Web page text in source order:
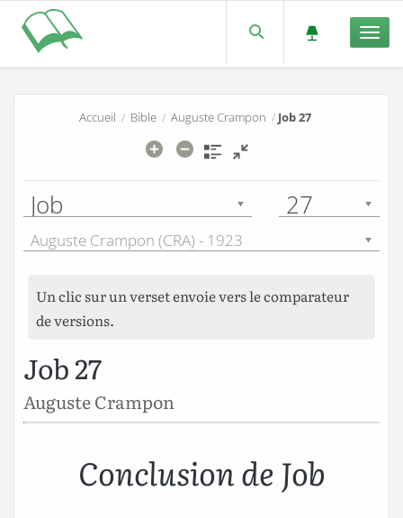
Accueil / Bible /Auguste Crampon / Job 27
Job 27
Auguste Crampon (CRA) - 1923
Un clic sur un verset envoie vers le comparateur
de versions.
Job 27
Auguste Crampon
Conclusion de Job